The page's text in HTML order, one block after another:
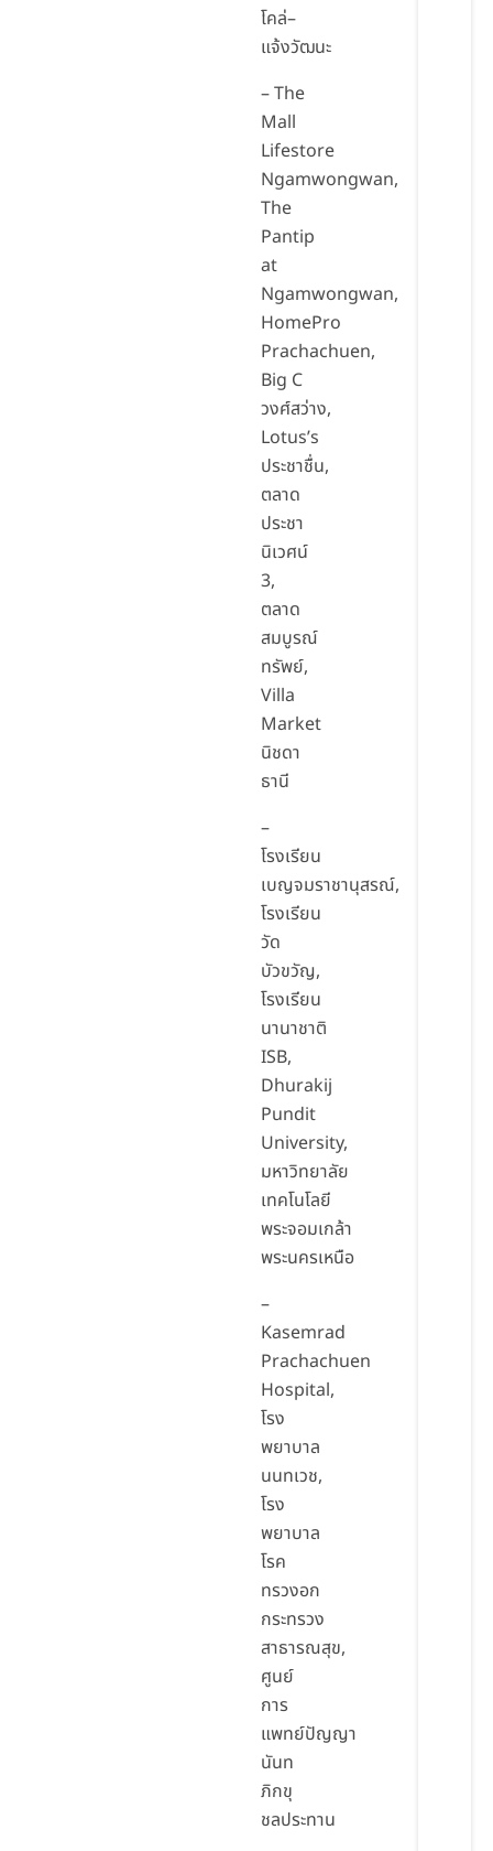
โคล่–
แจ้งวัฒนะ
– The
Mall
Lifestore
Ngamwongwan,
The
Pantip
at
Ngamwongwan,
HomePro
Prachachuen,
Big C
วงศ์สว่าง,
Lotus’s
ประชาชื่น,
ตลาด
ประชา
นิเวศน์
3,
ตลาด
สมบูรณ์
ทรัพย์,
Villa
Market
นิชดา
ธานี
–
โรงเรียน
เบญจมราชานุสรณ์,
โรงเรียน
วัด
บัวขวัญ,
โรงเรียน
นานาชาติ
ISB,
Dhurakij
Pundit
University,
มหาวิทยาลัย
เทคโนโลยี
พระจอมเกล้า
พระนครเหนือ
–
Kasemrad
Prachachuen
Hospital,
โรง
พยาบาล
นนทเวช,
โรง
พยาบาล
โรค
ทรวงอก
กระทรวง
สาธารณสุข,
ศูนย์
การ
แพทย์ปัญญา
นันท
ภิกขุ
ชลประทาน